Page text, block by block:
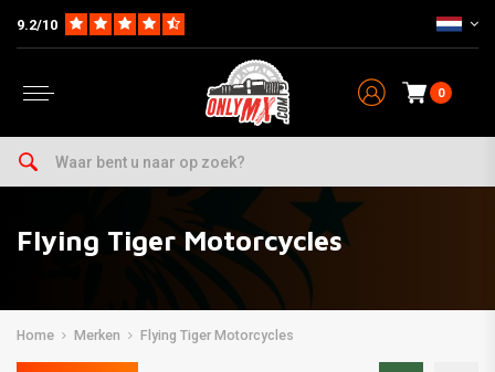
9.2/10
0
Flying Tiger Motorcycles
Home Merken Flying Tiger Motorcycles